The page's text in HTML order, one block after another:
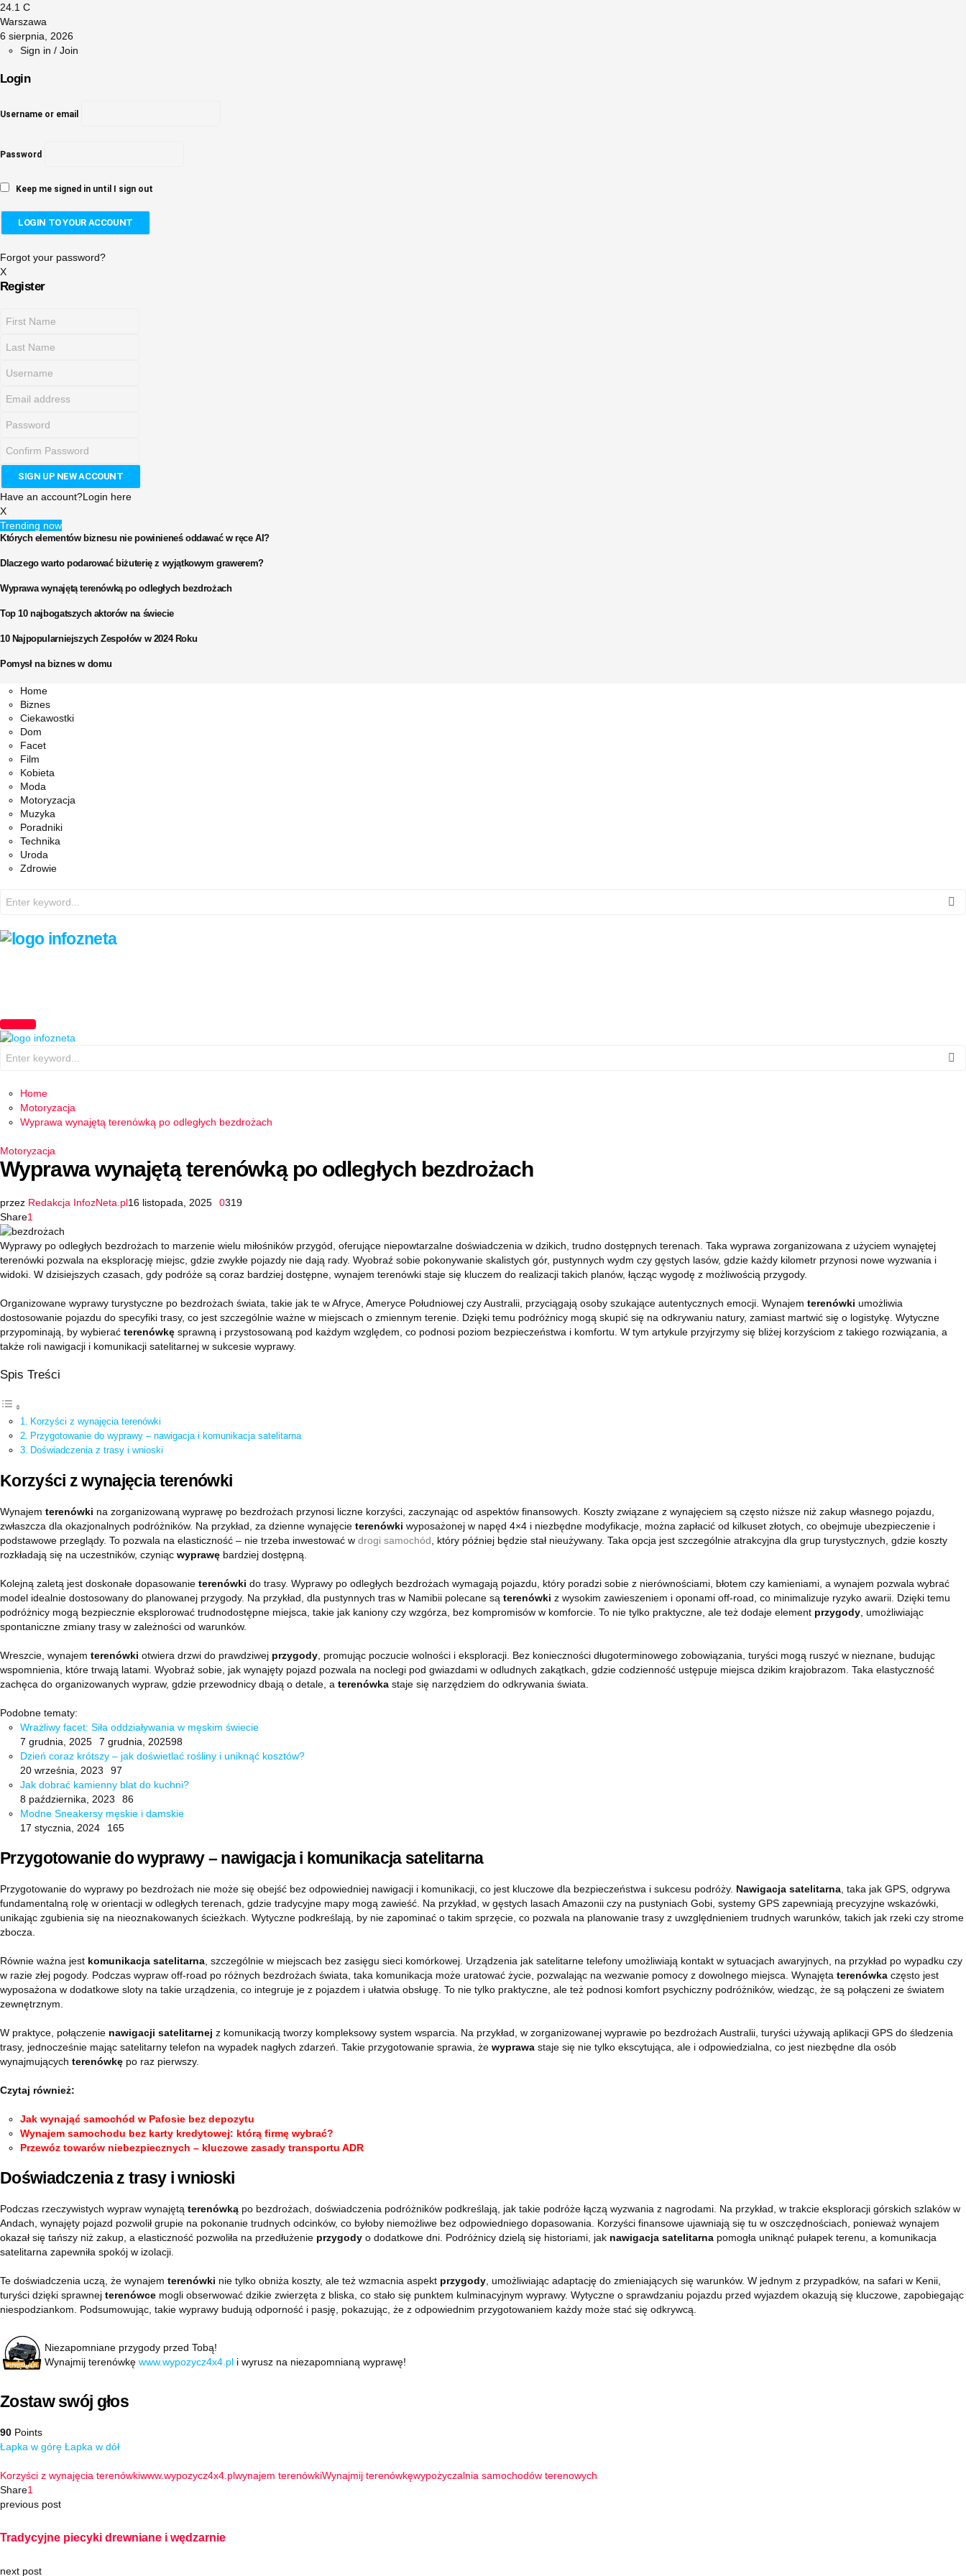
24.1 C
Warszawa
6 sierpnia, 2026
Sign in / Join
Login
Username or email
Password
Keep me signed in until I sign out
Forgot your password?
X
Register
Have an account?Login here
X
Trending now
Których elementów biznesu nie powinieneś oddawać w ręce AI?
Dlaczego warto podarować biżuterię z wyjątkowym grawerem?
Wyprawa wynajętą terenówką po odległych bezdrożach
Top 10 najbogatszych aktorów na świecie
10 Najpopularniejszych Zespołów w 2024 Roku
Pomysł na biznes w domu
Facebook
Twitter
Instagram
Pinterest
Youtube
Snapchat
Home
Biznes
Ciekawostki
Dom
Facet
Film
Kobieta
Moda
Motoryzacja
Muzyka
Poradniki
Technika
Uroda
Zdrowie
for:
PRIMARY
MENU
for:
Home
Motoryzacja
Wyprawa wynajętą terenówką po odległych bezdrożach
Motoryzacja
Wyprawa wynajętą terenówką po odległych bezdrożach
przez Redakcja InfozNeta.pl16 listopada, 2025 0319
Share1
Wyprawy po odległych bezdrożach to marzenie wielu miłośników przygód, oferujące niepowtarzalne doświadczenia w dzikich, trudno dostępnych terenach. Taka wyprawa zorganizowana z użyciem wynajętej
terenówki pozwala na eksplorację miejsc, gdzie zwykłe pojazdy nie dają rady. Wyobraź sobie pokonywanie skalistych gór, pustynnych wydm czy gęstych lasów, gdzie każdy kilometr przynosi nowe wyzwania i
widoki. W dzisiejszych czasach, gdy podróże są coraz bardziej dostępne, wynajem terenówki staje się kluczem do realizacji takich planów, łącząc wygodę z możliwością przygody.
Organizowane wyprawy turystyczne po bezdrożach świata, takie jak te w Afryce, Ameryce Południowej czy Australii, przyciągają osoby szukające autentycznych emocji. Wynajem terenówki umożliwia
dostosowanie pojazdu do specyfiki trasy, co jest szczególnie ważne w miejscach o zmiennym terenie. Dzięki temu podróżnicy mogą skupić się na odkrywaniu natury, zamiast martwić się o logistykę. Wytyczne
przypominają, by wybierać terenówkę sprawną i przystosowaną pod każdym względem, co podnosi poziom bezpieczeństwa i komfortu. W tym artykule przyjrzymy się bliżej korzyściom z takiego rozwiązania, a
także roli nawigacji i komunikacji satelitarnej w sukcesie wyprawy.
Spis Treści
Korzyści z wynajęcia terenówki
Przygotowanie do wyprawy – nawigacja i komunikacja satelitarna
Doświadczenia z trasy i wnioski
Korzyści z wynajęcia terenówki
Wynajem terenówki na zorganizowaną wyprawę po bezdrożach przynosi liczne korzyści, zaczynając od aspektów finansowych. Koszty związane z wynajęciem są często niższe niż zakup własnego pojazdu,
zwłaszcza dla okazjonalnych podróżników. Na przykład, za dzienne wynajęcie terenówki wyposażonej w napęd 4×4 i niezbędne modyfikacje, można zapłacić od kilkuset złotych, co obejmuje ubezpieczenie i
podstawowe przeglądy. To pozwala na elasticzność – nie trzeba inwestować w drogi samochód , który później będzie stał nieużywany. Taka opcja jest szczególnie atrakcyjna dla grup turystycznych, gdzie koszty
rozkładają się na uczestników, czyniąc wyprawę bardziej dostępną.
Kolejną zaletą jest doskonałe dopasowanie terenówki do trasy. Wyprawy po odległych bezdrożach wymagają pojazdu, który poradzi sobie z nierównościami, błotem czy kamieniami, a wynajem pozwala wybrać
model idealnie dostosowany do planowanej przygody. Na przykład, dla pustynnych tras w Namibii polecane są terenówki z wysokim zawieszeniem i oponami off-road, co minimalizuje ryzyko awarii. Dzięki temu
podróżnicy mogą bezpiecznie eksplorować trudnodostępne miejsca, takie jak kaniony czy wzgórza, bez kompromisów w komforcie. To nie tylko praktyczne, ale też dodaje element przygody , umożliwiając
spontaniczne zmiany trasy w zależności od warunków.
Wreszcie, wynajem terenówki otwiera drzwi do prawdziwej przygody , promując poczucie wolności i eksploracji. Bez konieczności długoterminowego zobowiązania, turyści mogą ruszyć w nieznane, budując
wspomnienia, które trwają latami. Wyobraź sobie, jak wynajęty pojazd pozwala na noclegi pod gwiazdami w odludnych zakątkach, gdzie codzienność ustępuje miejsca dzikim krajobrazom. Taka elastyczność
zachęca do organizowanych wypraw, gdzie przewodnicy dbają o detale, a terenówka staje się narzędziem do odkrywania świata.
Podobne tematy:
Wrażliwy facet: ​​Siła oddziaływania w męskim świecie
7 grudnia, 2025
7 grudnia, 202598
Dzień coraz krótszy – jak doświetlać rośliny i uniknąć kosztów?
20 września, 2023
97
Jak dobrać kamienny blat do kuchni?
8 października, 2023
86
Modne Sneakersy męskie i damskie
17 stycznia, 2024
165
Przygotowanie do wyprawy – nawigacja i komunikacja satelitarna
Przygotowanie do wyprawy po bezdrożach nie może się obejść bez odpowiedniej nawigacji i komunikacji, co jest kluczowe dla bezpieczeństwa i sukcesu podróży. Nawigacja satelitarna , taka jak GPS, odgrywa
fundamentalną rolę w orientacji w odległych terenach, gdzie tradycyjne mapy mogą zawieść. Na przykład, w gęstych lasach Amazonii czy na pustyniach Gobi, systemy GPS zapewniają precyzyjne wskazówki,
unikając zgubienia się na nieoznakowanych ścieżkach. Wytyczne podkreślają, by nie zapominać o takim sprzęcie, co pozwala na planowanie trasy z uwzględnieniem trudnych warunków, takich jak rzeki czy strome
zbocza.
Równie ważna jest komunikacja satelitarna , szczególnie w miejscach bez zasięgu sieci komórkowej. Urządzenia jak satelitarne telefony umożliwiają kontakt w sytuacjach awaryjnych, na przykład po wypadku czy
w razie złej pogody. Podczas wypraw off-road po różnych bezdrożach świata, taka komunikacja może uratować życie, pozwalając na wezwanie pomocy z dowolnego miejsca. Wynajęta terenówka często jest
wyposażona w dodatkowe sloty na takie urządzenia, co integruje je z pojazdem i ułatwia obsługę. To nie tylko praktyczne, ale też podnosi komfort psychiczny podróżników, wiedząc, że są połączeni ze światem
zewnętrznym.
W praktyce, połączenie nawigacji satelitarnej z komunikacją tworzy kompleksowy system wsparcia. Na przykład, w zorganizowanej wyprawie po bezdrożach Australii, turyści używają aplikacji GPS do śledzenia
trasy, jednocześnie mając satelitarny telefon na wypadek nagłych zdarzeń. Takie przygotowanie sprawia, że wyprawa staje się nie tylko ekscytująca, ale i odpowiedzialna, co jest niezbędne dla osób
wynajmujących terenówkę po raz pierwszy.
Czytaj również:
Jak wynająć samochód w Pafosie bez depozytu
Wynajem samochodu bez karty kredytowej: którą firmę wybrać?
Przewóz towarów niebezpiecznych – kluczowe zasady transportu ADR
Doświadczenia z trasy i wnioski
Podczas rzeczywistych wypraw wynajętą terenówką po bezdrożach, doświadczenia podróżników podkreślają, jak takie podróże łączą wyzwania z nagrodami. Na przykład, w trakcie eksploracji górskich szlaków w
Andach, wynajęty pojazd pozwolił grupie na pokonanie trudnych odcinków, co byłoby niemożliwe bez odpowiedniego dopasowania. Korzyści finansowe ujawniają się tu w oszczędnościach, ponieważ wynajem
okazał się tańszy niż zakup, a elasticzność pozwoliła na przedłużenie przygody o dodatkowe dni. Podróżnicy dzielą się historiami, jak nawigacja satelitarna pomogła uniknąć pułapek terenu, a komunikacja
satelitarna zapewniła spokój w izolacji.
Te doświadczenia uczą, że wynajem terenówki nie tylko obniża koszty, ale też wzmacnia aspekt przygody , umożliwiając adaptację do zmieniających się warunków. W jednym z przypadków, na safari w Kenii,
turyści dzięki sprawnej terenówce mogli obserwować dzikie zwierzęta z bliska, co stało się punktem kulminacyjnym wyprawy. Wytyczne o sprawdzaniu pojazdu przed wyjazdem okazują się kluczowe, zapobiegając
niespodziankom. Podsumowując, takie wyprawy budują odporność i pasję, pokazując, że z odpowiednim przygotowaniem każdy może stać się odkrywcą.
Niezapomniane przygody przed Tobą!
Wynajmij terenówkę www.wypozycz4x4.pl i wyrusz na niezapomnianą wyprawę!
Zostaw swój głos
90 Points
Łapka w górę Łapka w dół
Korzyści z wynajęcia terenówkiwww.wypozycz4x4.plwynajem terenówkiWynajmij terenówkęwypożyczalnia samochodów terenowych
Share1
previous post
Tradycyjne piecyki drewniane i wędzarnie
next post